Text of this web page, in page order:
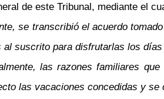
de este Tribunal, mediante el
se transcribió el acuerdo
suscrito para disfrutarlas los
las razones familiares
las vacaciones concedidas y